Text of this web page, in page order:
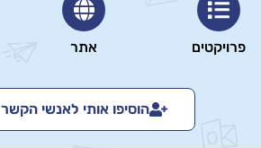
פרויקטים אתר
הוסיפו אותי לאנשי הקשר